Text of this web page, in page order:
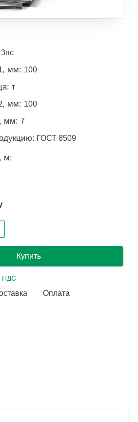
мм: 100
т
мм: 100
мм: 7
ГОСТ 8509
м:
Купить
НДС
Оплата